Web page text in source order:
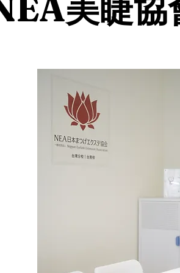
美睫協